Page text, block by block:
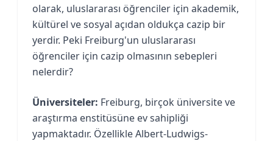
olarak, uluslararası öğrenciler için akademik,
kültürel ve sosyal açıdan oldukça cazip bir
yerdir. Peki Freiburg'un uluslararası
öğrenciler için cazip olmasının sebepleri
nelerdir?
Üniversiteler: Freiburg, birçok üniversite ve
araştırma enstitüsüne ev sahipliği
yapmaktadır. Özellikle Albert-Ludwigs-